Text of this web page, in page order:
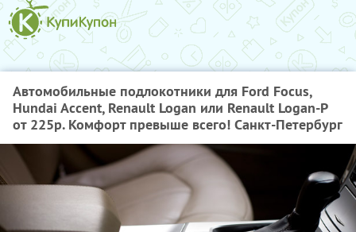
Автомобильные подлокотники для Ford Focus,
Hundai Accent, Renault Logan или Renault Logan-P
от 225р. Комфорт превыше всего! Санкт-Петербург